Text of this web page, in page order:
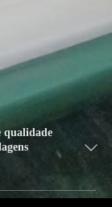
qualidade